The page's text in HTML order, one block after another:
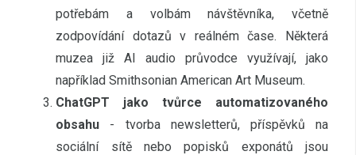
potřebám a volbám návštěvníka, včetně
zodpovídání dotazů v reálném čase. Některá
muzea již AI audio průvodce využívají, jako
například Smithsonian American Art Museum.
ChatGPT jako tvůrce automatizovaného
obsahu - tvorba newsletterů, příspěvků na
sociální sítě nebo popisků exponátů jsou